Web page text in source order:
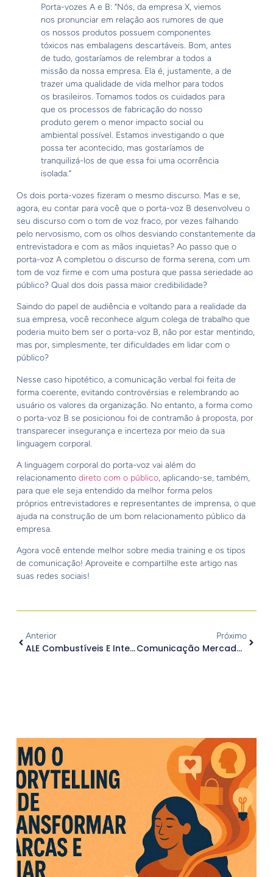
Porta-vozes A e B: “Nós, da empresa X, viemos
nos pronunciar em relação aos rumores de que
os nossos produtos possuem componentes
tóxicos nas embalagens descartáveis. Bom, antes
de tudo, gostaríamos de relembrar a todos a
missão da nossa empresa. Ela é, justamente, a de
trazer uma qualidade de vida melhor para todos
os brasileiros. Tomamos todos os cuidados para
que os processos de fabricação do nosso
produto gerem o menor impacto social ou
ambiental possível. Estamos investigando o que
possa ter acontecido, mas gostaríamos de
tranquilizá-los de que essa foi uma ocorrência
isolada.”
Os dois porta-vozes fizeram o mesmo discurso. Mas e se,
agora, eu contar para você que o porta-voz B desenvolveu o
seu discurso com o tom de voz fraco, por vezes falhando
pelo nervosismo, com os olhos desviando constantemente da
entrevistadora e com as mãos inquietas? Ao passo que o
porta-voz A completou o discurso de forma serena, com um
tom de voz firme e com uma postura que passa seriedade ao
público? Qual dos dois passa maior credibilidade?
Saindo do papel de audiência e voltando para a realidade da
sua empresa, você reconhece algum colega de trabalho que
poderia muito bem ser o porta-voz B, não por estar mentindo,
mas por, simplesmente, ter dificuldades em lidar com o
público?
Nesse caso hipotético, a comunicação verbal foi feita de
forma coerente, evitando controvérsias e relembrando ao
usuário os valores da organização. No entanto, a forma como
o porta-voz B se posicionou foi de contramão à proposta, por
transparecer insegurança e incerteza por meio da sua
linguagem corporal.
A linguagem corporal do porta-voz vai além do
relacionamento direto com o público, aplicando-se, também,
para que ele seja entendido da melhor forma pelos
próprios entrevistadores e representantes de imprensa, o que
ajuda na construção de um bom relacionamento público da
empresa.
Agora você entende melhor sobre media training e os tipos
de comunicação! Aproveite e compartilhe este artigo nas
suas redes sociais!
Anterior
ALE Combustíveis E Interface: Uma Parceria De Duas Décadas
Próximo
Comunicação Mercadológica Não É O Mesmo Que Comunicação Institucional!
Outros Posts.